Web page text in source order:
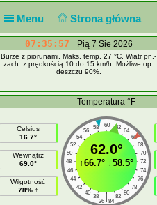
Menu Strona główna
07:35:57 Pią 7 Sie 2026
Burze z piorunami. Maks. temp. 27 °C. Wiatr pn.-
zach. z prędkością 10 do 15 km/h. Możliwe op.
deszczu 90%.
Temperatura °F
Celsius
16.7°
Wewnątrz
69.0°
Wilgotność
78% ↑
60
58 62
56
64
54
66
52
68
50
70
48
72
46
74
44
76
42
78
40
80
38 82
|
36 84
62.0°
↑66.7° ↓58.5°